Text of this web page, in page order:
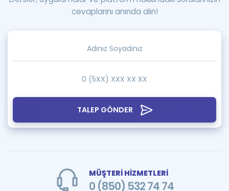
TALEP GÖNDER
cevaplarını anında alın!
MÜŞTERİ HİZMETLERİ
0 (850) 532 74 74